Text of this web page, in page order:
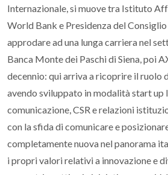
Internazionale, si muove tra Istituto
World Bank e Presidenza del
approdare ad una lunga carriera nel
Banca Monte dei Paschi di Siena, poi
decennio: qui arriva a ricoprire il ruolo
avendo sviluppato in modalità start up
comunicazione, CSR e relazioni
con la sfida di comunicare e
completamente nuova nel panorama
i propri valori relativi a innovazione e